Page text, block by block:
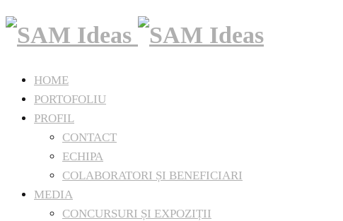
HOME
PORTOFOLIU
PROFIL
CONTACT
ECHIPA
COLABORATORI ȘI BENEFICIARI
MEDIA
CONCURSURI ȘI EXPOZIȚII